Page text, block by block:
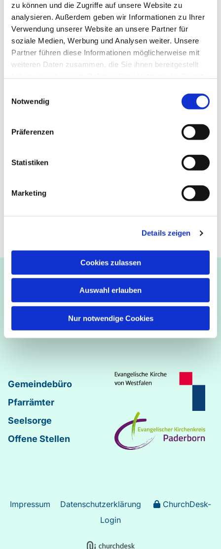
zu können und die Zugriffe auf unsere Website zu
analysieren. Außerdem geben wir Informationen zu Ihrer
Verwendung unserer Website an unsere Partner für
soziale Medien, Werbung und Analysen weiter. Unsere
Partner führen diese Informationen möglicherweise mit
weiteren Daten zusammen, die Sie ihnen bereitgestellt
Notwendig
Präferenzen
Statistiken
Marketing
Details zeigen
Cookies zulassen
Auswahl erlauben
Nur notwendige Cookies
Ob die Räume genutzt werden dürfen, kann bei
Pfarrer Grahl erfragt werden.
Ev.-luth. Kirchengemeinde Paderborn
Bastfelder Weg 30 - 33098 Paderborn
05251/5002-32 und 5002-33
Martin-Luther–Markus–Matthäus
Johannes–Lukas
Gemeindebüro
Pfarrämter
Seelsorge
Offene Stellen
Impressum Datenschutzerklärung
ChurchDesk-
Login